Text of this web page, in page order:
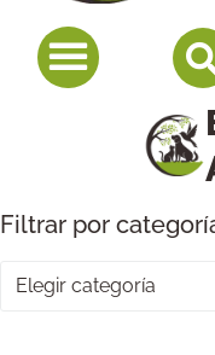
Filtrar por
Elegir categoría